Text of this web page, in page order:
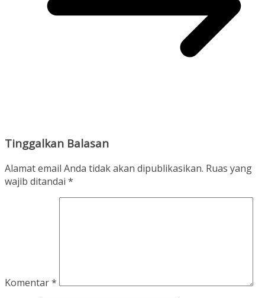
Tinggalkan Balasan
Alamat email Anda tidak akan dipublikasikan. Ruas yang
wajib ditandai *
Komentar*